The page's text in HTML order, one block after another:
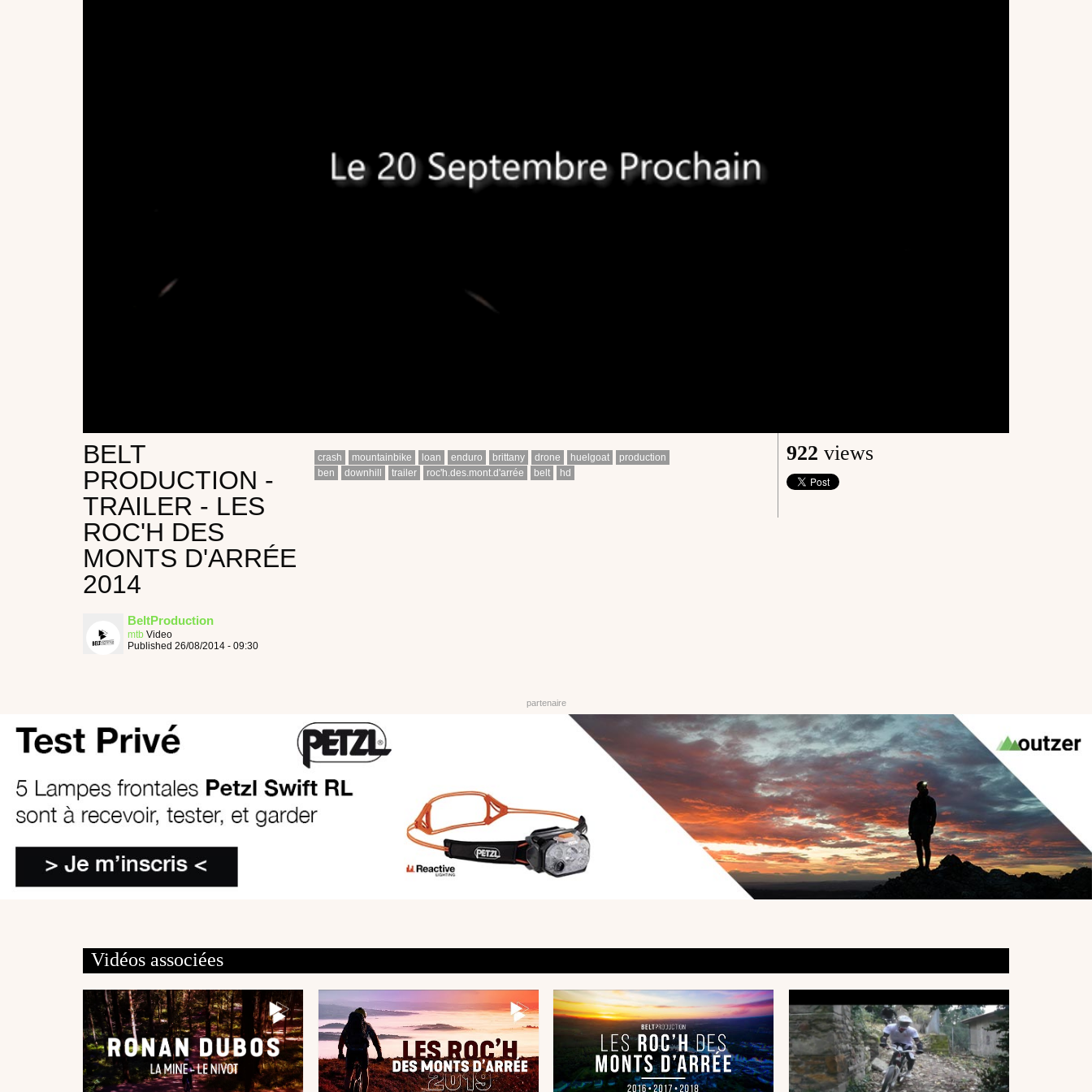
BELT
PRODUCTION -
TRAILER - LES
ROC'H DES
MONTS D'ARRÉE
2014
BeltProduction
mtb Video
Published 26/08/2014 - 09:30
922 views
crash mountainbike loan enduro brittany drone huelgoat
production
ben
downhill trailer roc'h.des.mont.d'arrée belt hd
Vidéos associées